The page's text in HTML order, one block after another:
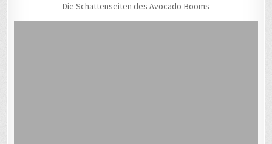
Die Schattenseiten des Avocado-Booms